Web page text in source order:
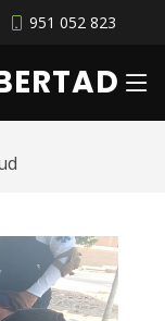
951 052 823